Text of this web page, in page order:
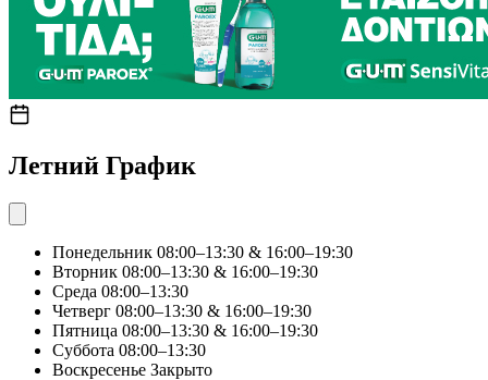
Летний График
Понедельник 08:00–13:30 & 16:00–19:30
Вторник 08:00–13:30 & 16:00–19:30
Среда 08:00–13:30
Четверг 08:00–13:30 & 16:00–19:30
Пятница 08:00–13:30 & 16:00–19:30
Суббота 08:00–13:30
Воскресенье Закрыто